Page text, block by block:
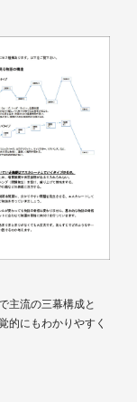
主流の三幕構成と
的にもわかりやすく